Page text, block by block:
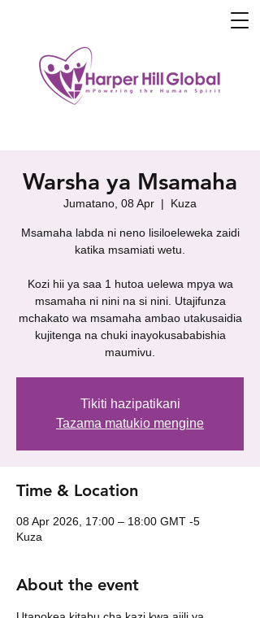
Warsha ya Msamaha
Jumatano, 08 Apr
  |
Kuza
Msamaha labda ni neno lisiloeleweka zaidi
katika msamiati wetu.
Kozi hii ya saa 1 hutoa uelewa mpya wa
msamaha ni nini na si nini. Utajifunza
mchakato wa msamaha ambao utakusaidia
kujitenga na chuki inayokusababishia
maumivu.
Tikiti hazipatikani
Tazama matukio mengine
Time & Location
08 Apr 2026, 17:00 – 18:00 GMT -5
Kuza
About the event